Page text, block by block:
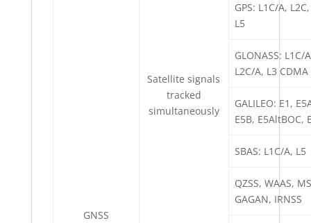
GNSS
Satellite signals
tracked
simultaneously
GPS: L1C/A,
L5
GLONASS: L1C/
L2C/A, L3 CDMA
GALILEO: E1,
E5B, E5AltBOC,
SBAS: L1C/A, L5
QZSS, WAAS,
GAGAN, IRNSS